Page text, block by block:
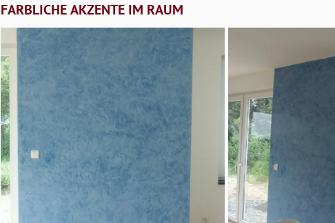
FARBLICHE AKZENTE IM RAUM